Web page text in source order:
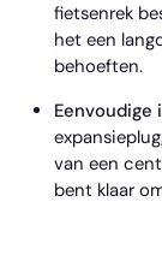
fietsenrek
het een
behoeften.
Eenvoudige
van een
bent klaar